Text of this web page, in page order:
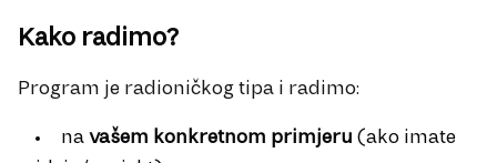
Kako radimo?
Program je radioničkog tipa i radimo:
na vašem konkretnom primjeru (ako imate